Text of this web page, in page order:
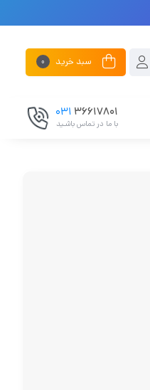
سبد خرید 0
۳۶۶۱۷۸۰۱ 031
با ما در تماس باشـید